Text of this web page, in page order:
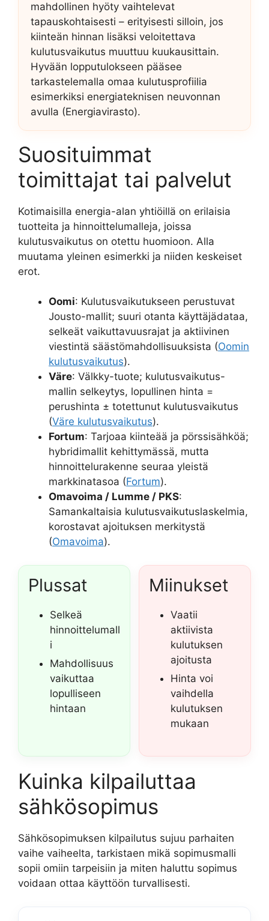
mahdollinen hyöty vaihtelevat
tapauskohtaisesti – erityisesti silloin, jos
kiinteän hinnan lisäksi veloitettava
kulutusvaikutus muuttuu kuukausittain.
Hyvään lopputulokseen pääsee
tarkastelemalla omaa kulutusprofiilia
esimerkiksi energiateknisen neuvonnan
avulla (Energiavirasto).
Suosituimmat
toimittajat tai palvelut
Kotimaisilla energia-alan yhtiöillä on erilaisia
tuotteita ja hinnoittelumalleja, joissa
kulutusvaikutus on otettu huomioon. Alla
muutama yleinen esimerkki ja niiden keskeiset
erot.
Oomi: Kulutusvaikutukseen perustuvat
Jousto-mallit; suuri otanta käyttäjädataa,
selkeät vaikuttavuusrajat ja aktiivinen
viestintä säästömahdollisuuksista (Oomin
kulutusvaikutus).
Väre: Välkky-tuote; kulutusvaikutus-
mallin selkeytys, lopullinen hinta =
perushinta ± totettunut kulutusvaikutus
(Väre kulutusvaikutus).
Fortum: Tarjoaa kiinteää ja pörssisähköä;
hybridimallit kehittymässä, mutta
hinnoittelurakenne seuraa yleistä
markkinatasoa (Fortum).
Omavoima / Lumme / PKS:
Samankaltaisia kulutusvaikutuslaskelmia,
korostavat ajoituksen merkitystä
(Omavoima).
Plussat
Selkeä
hinnoittelumall
i
Mahdollisuus
vaikuttaa
lopulliseen
hintaan
Miinukset
Vaatii
aktiivista
kulutuksen
ajoitusta
Hinta voi
vaihdella
kulutuksen
mukaan
Kuinka kilpailuttaa
sähkösopimus
Sähkösopimuksen kilpailutus sujuu parhaiten
vaihe vaiheelta, tarkistaen mikä sopimusmalli
sopii omiin tarpeisiin ja miten haluttu sopimus
voidaan ottaa käyttöön turvallisesti.